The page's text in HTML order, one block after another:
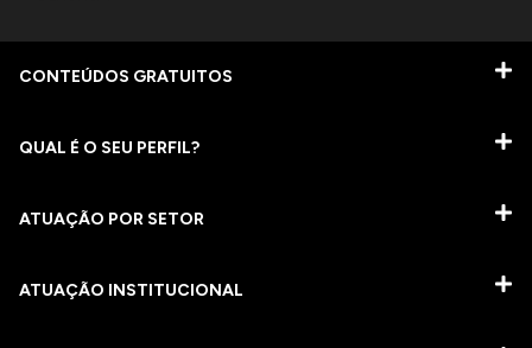
CONTEÚDOS GRATUITOS
QUAL É O SEU PERFIL?
ATUAÇÃO POR SETOR
ATUAÇÃO INSTITUCIONAL